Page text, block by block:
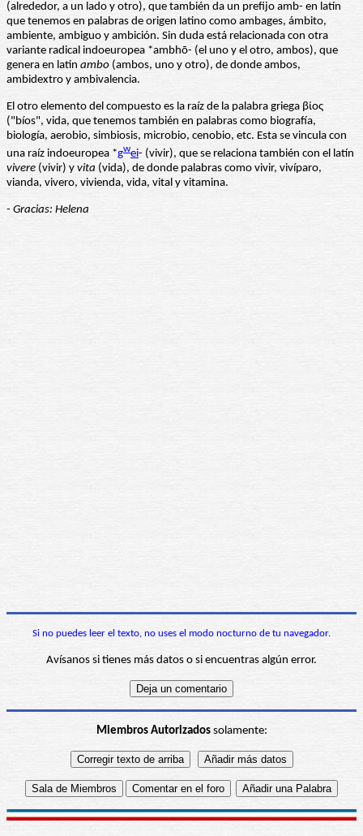
(alrededor, a un lado y otro), que también da un prefijo amb- en latín
que tenemos en palabras de origen latino como ambages, ámbito,
ambiente, ambiguo y ambición. Sin duda está relacionada con otra
variante radical indoeuropea *ambhō- (el uno y el otro, ambos), que
genera en latin ambo (ambos, uno y otro), de donde ambos,
ambidextro y ambivalencia.
El otro elemento del compuesto es la raíz de la palabra griega βίος
("bíos", vida, que tenemos también en palabras como biografía,
biología, aerobio, simbiosis, microbio, cenobio, etc. Esta se vincula con
una raíz indoeuropea *gwei- (vivir), que se relaciona también con el latín
vivere (vivir) y vita (vida), de donde palabras como vivir, vivíparo,
vianda, vivero, vivienda, vida, vital y vitamina.
- Gracias: Helena
Si no puedes leer el texto, no uses el modo nocturno de tu navegador.
Avísanos si tienes más datos o si encuentras algún error.
Miembros Autorizadossolamente: